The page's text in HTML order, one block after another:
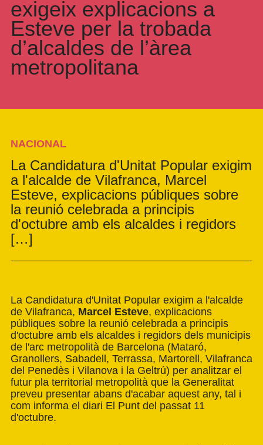
exigeix explicacions a
Esteve per la trobada
d’alcaldes de l’àrea
metropolitana
NACIONAL
La Candidatura d'Unitat Popular exigim
a l'alcalde de Vilafranca, Marcel
Esteve, explicacions públiques sobre
la reunió celebrada a principis
d'octubre amb els alcaldes i regidors
[…]
La Candidatura d'Unitat Popular exigim a l'alcalde
de Vilafranca, Marcel Esteve, explicacions
públiques sobre la reunió celebrada a principis
d'octubre amb els alcaldes i regidors dels municipis
de l'arc metropolità de Barcelona (Mataró,
Granollers, Sabadell, Terrassa, Martorell, Vilafranca
del Penedès i Vilanova i la Geltrú) per analitzar el
futur pla territorial metropolità que la Generalitat
preveu presentar abans d'acabar aquest any, tal i
com informa el diari El Punt del passat 11
d'octubre.